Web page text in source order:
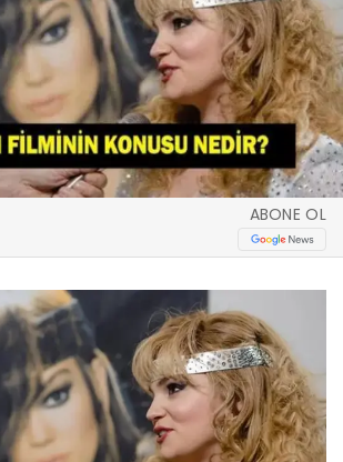
ABONE OL